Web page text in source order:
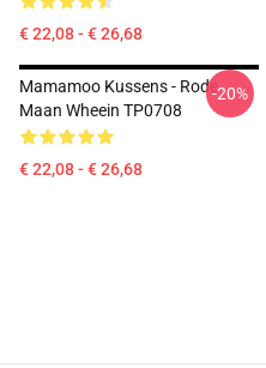
€ 22,08 - € 26,68
Mamamoo Kussens - Rode
Maan Wheein TP0708
€ 22,08 - € 26,68
-20%